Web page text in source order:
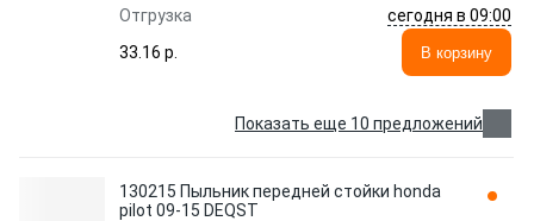
Отгрузка
сегодня в 09:00
33.16 p.
В корзину
Показать еще 10 предложений
130215 Пыльник передней стойки honda
pilot 09-15 DEQST